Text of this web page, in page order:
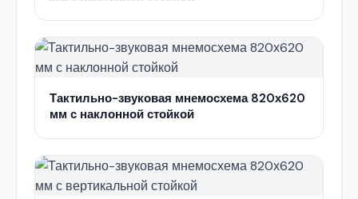
Тактильно-звуковая мнемосхема 820х620
мм с наклонной стойкой